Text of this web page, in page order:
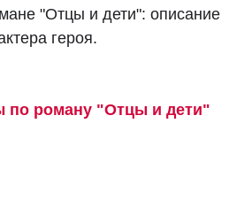
"Отцы и дети": описание
героя.
по роману "Отцы и дети"